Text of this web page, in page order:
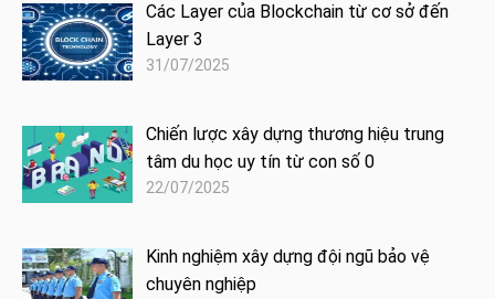
Các Layer của Blockchain từ cơ sở đến
Layer 3
31/07/2025
Chiến lược xây dựng thương hiệu trung
tâm du học uy tín từ con số 0
22/07/2025
Kinh nghiệm xây dựng đội ngũ bảo vệ
chuyên nghiệp